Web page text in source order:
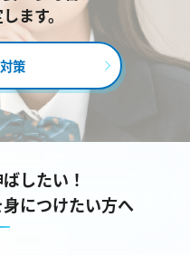
ます。
策
したい！
につけたい方へ